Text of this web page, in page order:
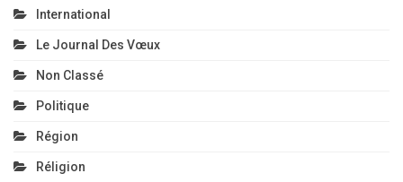
International
Le Journal Des Vœux
Non Classé
Politique
Région
Réligion